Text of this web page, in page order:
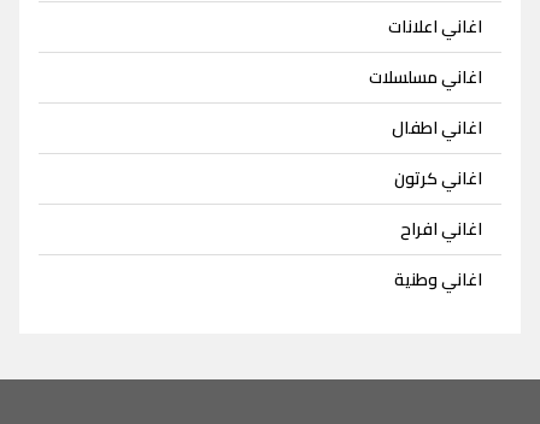
اغاني اعلانات
اغاني مسلسلات
اغاني اطفال
اغاني كرتون
اغاني افراح
اغاني وطنية